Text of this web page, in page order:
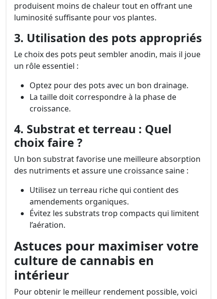
produisent moins de chaleur tout en offrant une
luminosité suffisante pour vos plantes.
3. Utilisation des pots appropriés
Le choix des pots peut sembler anodin, mais il joue
un rôle essentiel :
Optez pour des pots avec un bon drainage.
La taille doit correspondre à la phase de
croissance.
4. Substrat et terreau : Quel
choix faire ?
Un bon substrat favorise une meilleure absorption
des nutriments et assure une croissance saine :
Utilisez un terreau riche qui contient des
amendements organiques.
Évitez les substrats trop compacts qui limitent
l’aération.
Astuces pour maximiser votre
culture de cannabis en
intérieur
Pour obtenir le meilleur rendement possible, voici